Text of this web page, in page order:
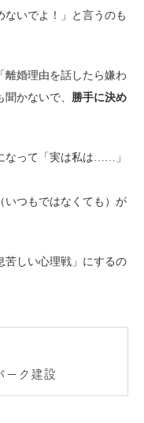
ないでよ！」と言うのも
離婚理由を話したら嫌わ
かないで、 勝手に決め
なって「実は私は……」
いつもではなくても）が
苦しい心理戦」にするの
ーク建設